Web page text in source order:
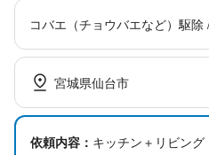
コバエ（チョウバエなど）駆除
宮城県仙台市
依頼内容： キッチン＋リビン